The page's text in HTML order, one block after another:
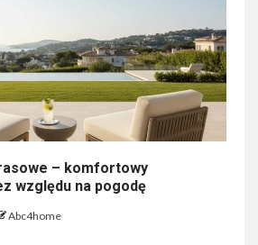
– komfortowy
względu na pogodę
Abc4home